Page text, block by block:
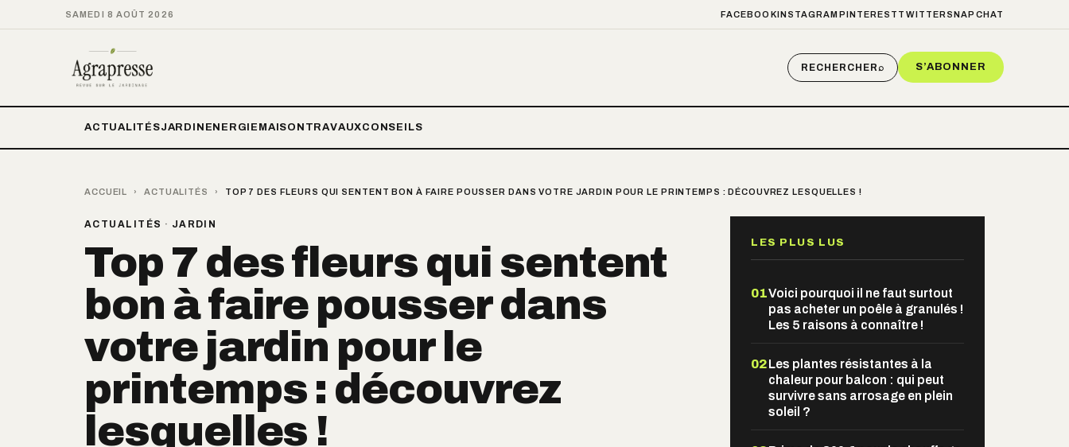
SAMEDI 8 AOÛT 2026 FACEBOOKINSTAGRAM PINTEREST TWITTER SNAPCHAT
RECHERCHER⌕ S’ABONNER
ACTUALITÉSJARDIN ENERGIE MAISON TRAVAUXCONSEILS
ACCUEIL › ACTUALITÉS › TOP 7 DES FLEURS QUI SENTENT BON À FAIRE POUSSER DANS VOTRE JARDIN POUR LE PRINTEMPS : DÉCOUVREZ LESQUELLES !
ACTUALITÉS · JARDIN
Top 7 des fleurs qui sentent
bon à faire pousser dans
votre jardin pour le
printemps : découvrez
lesquelles !
LES PLUS LUS
01Voici pourquoi il ne faut surtout
pas acheter un poêle à granulés !
Les 5 raisons à connaître !
02Les plantes résistantes à la
chaleur pour balcon : qui peut
survivre sans arrosage en plein
soleil ?